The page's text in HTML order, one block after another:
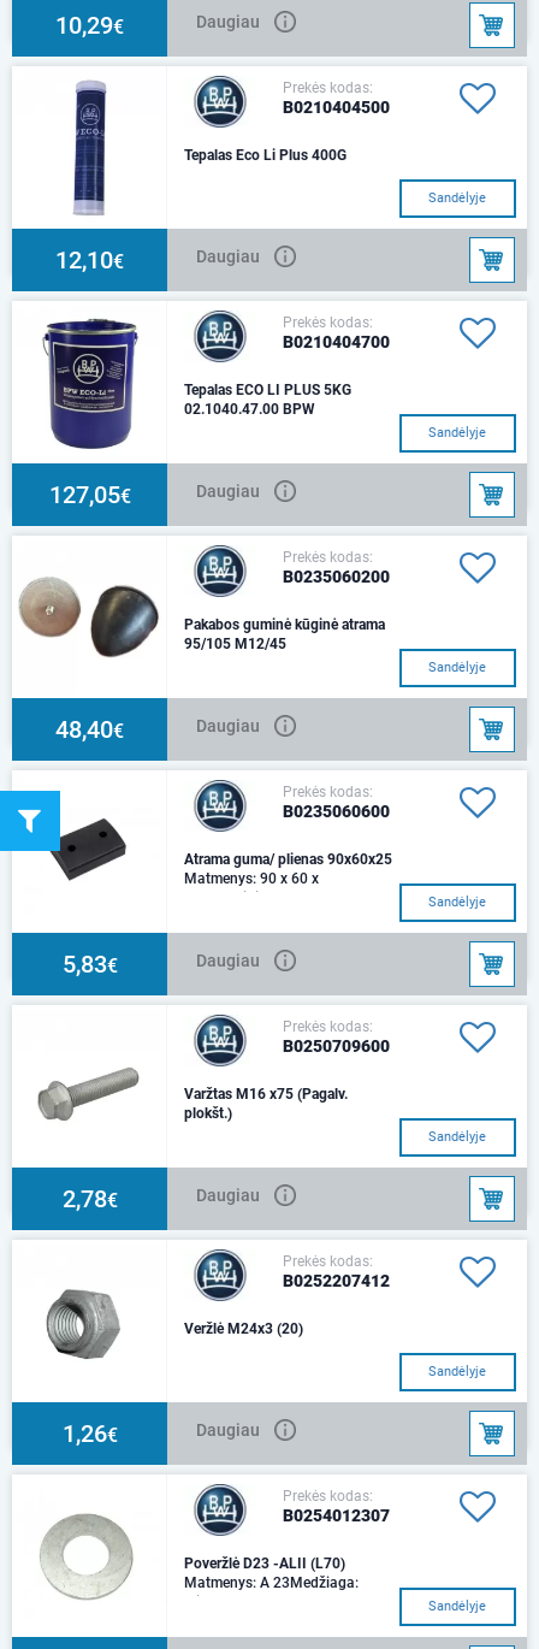
10,29€ Daugiau
Prekės kodas:
B0210404500
Tepalas Eco Li Plus 400G
Sandėlyje
12,10€ Daugiau
Prekės kodas:
B0210404700
Tepalas ECO LI PLUS 5KG
02.1040.47.00 BPW
Sandėlyje
127,05€ Daugiau
Prekės kodas:
B0235060200
Pakabos guminė kūginė atrama
95/105 M12/45
Sandėlyje
48,40€ Daugiau
Prekės kodas:
B0235060600
Atrama guma/ plienas 90x60x25
Matmenys: 90 x 60 x
25Pavadinimas: Bump
Sandėlyje
5,83€ Daugiau
Prekės kodas:
B0250709600
Varžtas M16 x75 (Pagalv.
plokšt.)
Sandėlyje
2,78€ Daugiau
Prekės kodas:
B0252207412
Veržlė M24x3 (20)
Sandėlyje
1,26€ Daugiau
Prekės kodas:
B0254012307
Poveržlė D23 -ALII (L70)
Matmenys: A 23Medžiaga:
plienas
Sandėlyje